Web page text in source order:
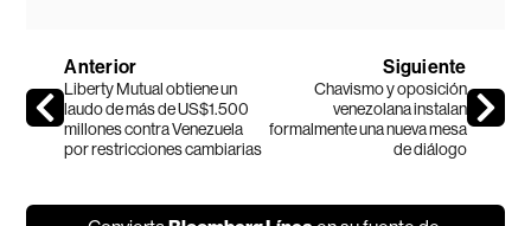
Anterior
Liberty Mutual obtiene un
laudo de más de US$1.500
millones contra Venezuela
por restricciones cambiarias
Siguiente
Chavismo y oposición
venezolana instalan
formalmente una nueva mesa
de diálogo